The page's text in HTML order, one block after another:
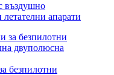
въздушно
апарати
безпилотни